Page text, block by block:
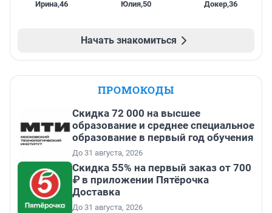
Ирина,46 Юлия,50 Докер,36
Начать знакомиться
ПРОМОКОДЫ
Скидка 72 000 на высшее
образование и среднее специальное
образование в первый год обучения
До 31 августа, 2026
Скидка 55% на первый заказ от 700
₽ в приложении Пятёрочка
Доставка
До 31 августа, 2026